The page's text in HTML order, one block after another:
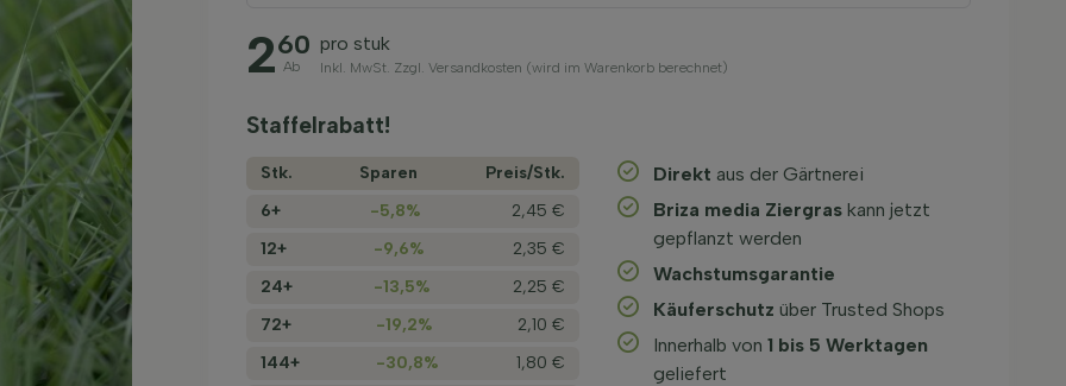
260
Ab
pro stuk
Inkl. MwSt. Zzgl. Versandkosten (wird im Warenkorb berechnet)
Staffelrabatt!
Stk. Sparen
Preis/­Stk.
6+
-5,8%
2,45 €
12+
-9,6%
2,35 €
24+
-13,5%
2,25 €
72+
-19,2%
2,10 €
144+
-30,8%
1,80 €
Direkt aus der Gärtnerei
Briza media Ziergras kann jetzt
gepflanzt werden
Wachstums­garantie
Käuferschutz über Trusted Shops
Innerhalb von1 bis 5 Werktagen
geliefert